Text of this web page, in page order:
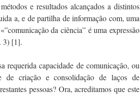
e resultados alcançados a distintos
a, e de partilha de informação com, uma
da ciência” é uma expressão
3) [1].
requerida capacidade de comunicação, ou
de criação e consolidação de laços de
pessoas? Ora, acreditamos que este